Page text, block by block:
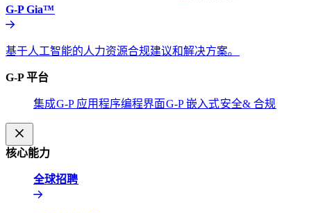
G-P Gia™​​
基于人工智能的人力资源合规建议和解决方案。​​
G-P 平台​​
集成​​G-P 应用程序编程界面​​G-P 嵌入式​​安全& 合规​​
核心能力​​
全球招聘​​